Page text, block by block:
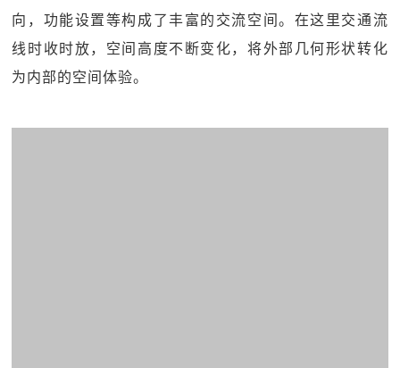
向，功能设置等构成了丰富的交流空间。在这里交通流
线时收时放，空间高度不断变化，将外部几何形状转化
为内部的空间体验。